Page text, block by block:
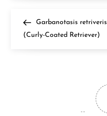
N
Previous
Post
Garbanotasis retriveris
(Curly-Coated Retriever)